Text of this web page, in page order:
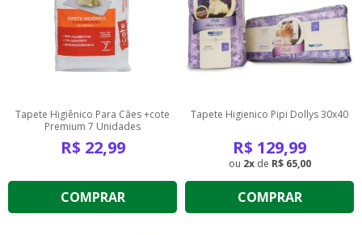
Tapete Higiênico Para Cães +cote
Premium 7 Unidades
R$ 22,99
COMPRAR
Tapete Higienico Pipi Dollys 30x40
R$ 129,99
2 de R$ 65,00
COMPRAR